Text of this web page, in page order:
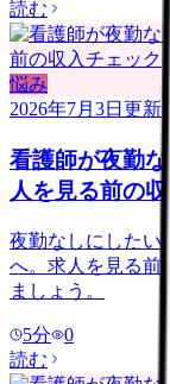
読む
悩み
2026年7月3日 更新
看護師が夜勤
人を見る前の収
夜勤なしにしたい
へ。求人を見る前
ましょう。
5分
0
読む